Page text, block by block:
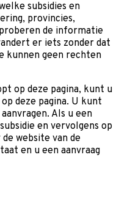
subsidies en
provincies,
de informatie
er iets zonder dat
kunnen geen rechten
op deze pagina, kunt u
deze pagina. U kunt
Als u een
en vervolgens op
website van de
en u een aanvraag